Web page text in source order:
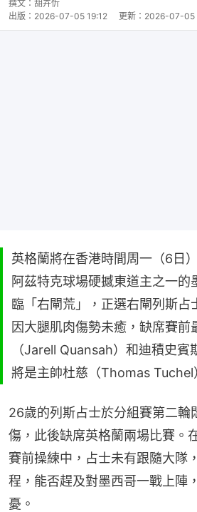
撰文： 胡卉忻
出版： 2026-07-05 19:12 更新： 2026-07-05
英格蘭將在香港時間周一（6日
阿茲特克球場硬撼東道主之一的
臨「右閘荒」，正選右閘列斯占
因大腿肌肉傷勢未癒，缺席賽前
（Jarell Quansah）和迪積史賓
將是主帥杜慈（Thomas Tuchel
26歲的列斯占士於分組賽第二輪
傷，此後缺席英格蘭兩場比賽。
賽前操練中，占士未有跟隨大隊
程，能否趕及對墨西哥一戰上陣
憂。